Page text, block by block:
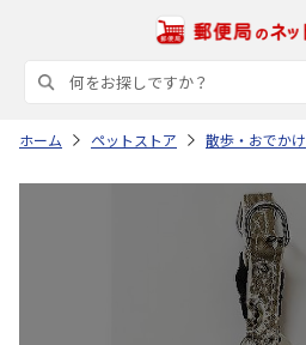
ホーム ペットストア 散歩・おでかけ